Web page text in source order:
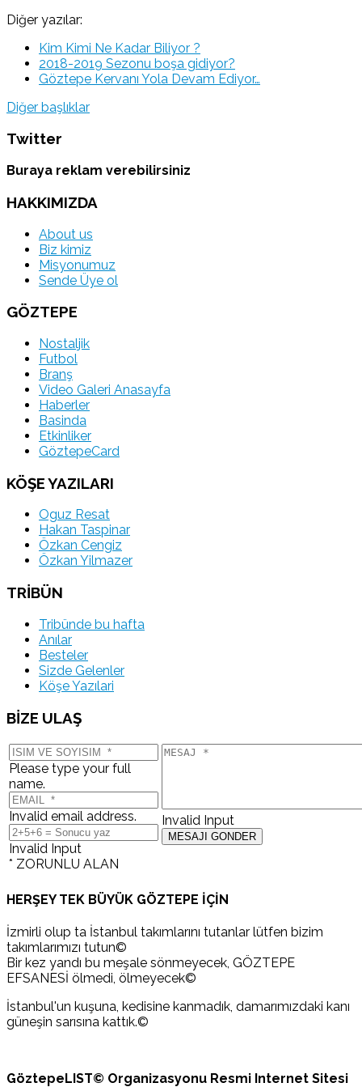
Diğer yazılar:
Kim Kimi Ne Kadar Biliyor ?
2018-2019 Sezonu boşa gidiyor?
Göztepe Kervanı Yola Devam Ediyor…
Diğer başlıklar
Twitter
Buraya reklam verebilirsiniz
HAKKIMIZDA
About us
Biz kimiz
Misyonumuz
Sende Üye ol
GÖZTEPE
Nostaljik
Futbol
Branş
Video Galeri Anasayfa
Haberler
Basinda
Etkinliker
GöztepeCard
KÖŞE YAZILARI
Oguz Resat
Hakan Taspinar
Özkan Cengiz
Özkan Yilmazer
TRİBÜN
Tribünde bu hafta
Anılar
Besteler
Sizde Gelenler
Köşe Yazılari
BİZE ULAŞ
Please type your full
name.
Invalid email address.
Invalid Input
* ZORUNLU ALAN
Invalid Input
HERŞEY TEK BÜYÜK GÖZTEPE İÇİN
İzmirli olup ta İstanbul takımlarını tutanlar lütfen bizim
takımlarımızı tutun©
Bir kez yandı bu meşale sönmeyecek, GÖZTEPE
EFSANESİ ölmedi, ölmeyecek©
İstanbul'un kuşuna, kedisine kanmadık, damarımızdaki kanı
güneşin sarısına kattık.©
GöztepeLIST© Organizasyonu Resmi Internet Sitesi